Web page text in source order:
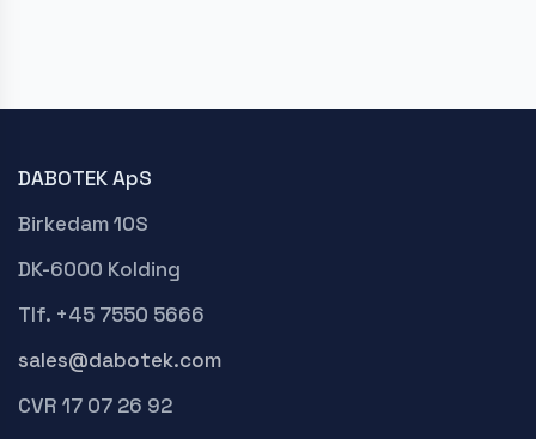
DABOTEK ApS
Birkedam 10S
DK-6000 Kolding
Tlf. +45 7550 5666
sales@dabotek.com
CVR 17 07 26 92